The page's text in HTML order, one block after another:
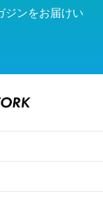
ジンをお届けい